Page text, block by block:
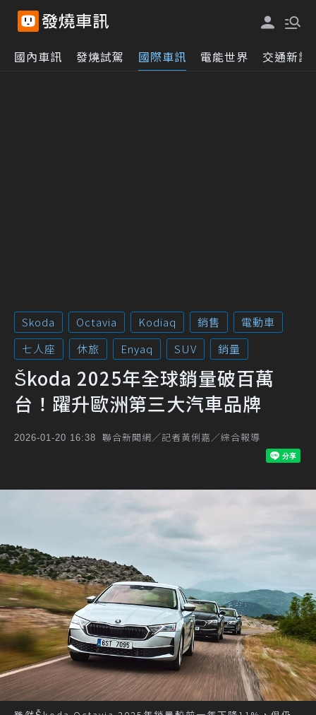
國內車訊 發燒試駕 國際車訊 電能世界 交通新訊
Skoda Octavia Kodiaq 銷售
電動車
七人座
休旅 Enyaq SUV 銷量
Škoda 2025年全球銷量破百萬
台！躍升歐洲第三大汽車品牌
2026-01-20 16:38 聯合新聞網／記者黃俐嘉／綜合報導